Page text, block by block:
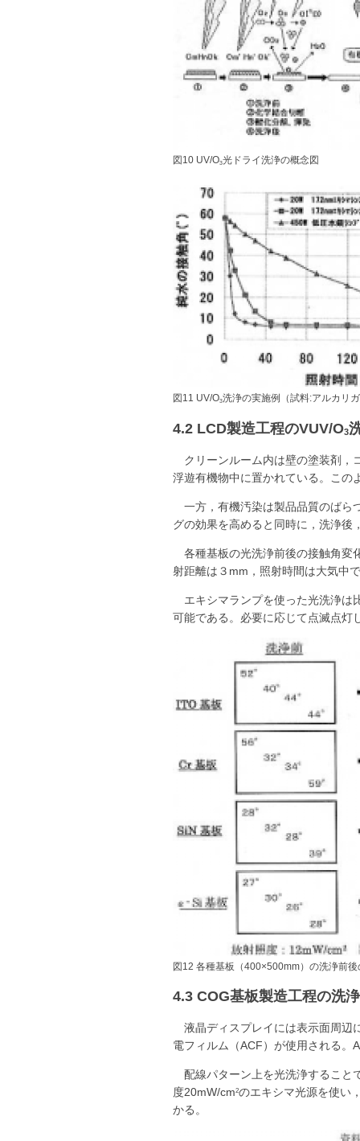
図10 UV/O3光ドライ洗浄の概念図
図11 UV/O3洗浄の実施例（試料:アルカリ
4.2 LCD製造工程のVUV/O3
クリーンルーム内は壁の塗装剤，
浮遊有機物中に置かれている。この
一方，有機汚染は製品品質のばら
グの効果を高めると同時に，洗浄後
各種基板の光洗浄前後の接触角変
射距離は３mm，照射時間は大気中
エキシマランプを使った光洗浄は
可能である。必要に応じて点滅点灯
図12 各種基板（400×500mm）の洗浄前後
4.3 COG基板製造工程の洗浄
液晶ディスプレイには表示面周辺
電フィルム（ACF）が使用される。
配線パターン上を光洗浄すること
度20mW/cm2のエキシマ光源を使い
かる。